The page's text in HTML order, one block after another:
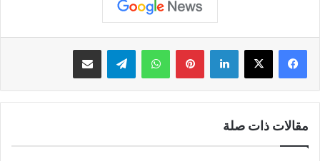
لينكدإن بينتيريستواتساب تيلقرام مشاركة عبر البريد
مقالات ذات صلة